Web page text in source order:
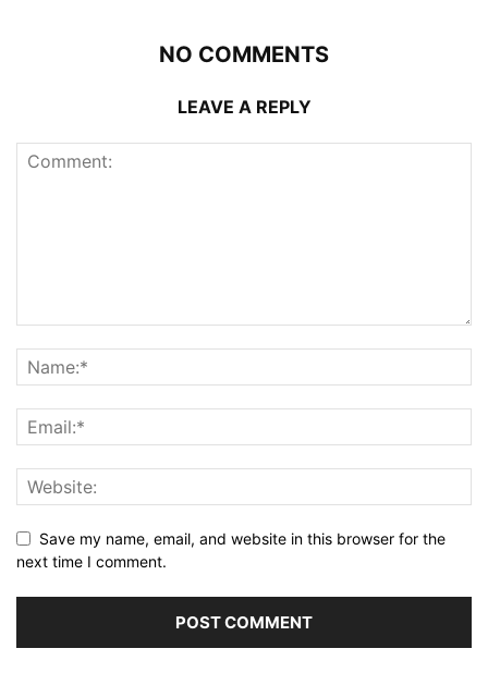
NO COMMENTS
LEAVE A REPLY
Save my name, email, and website in this browser for the
next time I comment.